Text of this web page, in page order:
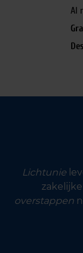
Al
Lichtunie
overstappen